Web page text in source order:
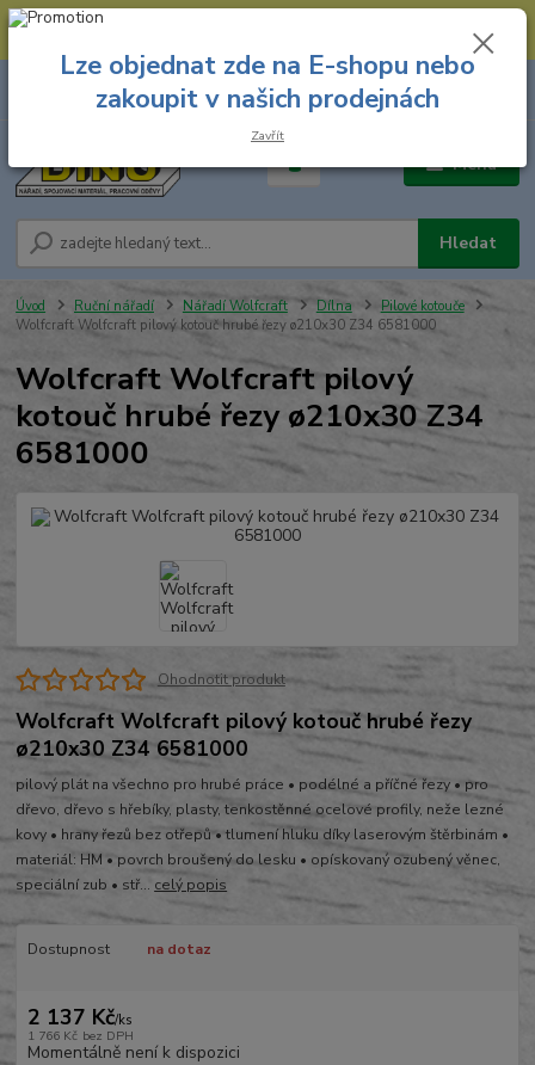
--- Spojovací materiál: 774 431 045 --- Prodejna nářadí: 731 449 423 --
Menu
Hledat
8.00 hod. - 16.00 hod.
za
Úvod Ruční nářadí Nářadí Wolfcraft Dílna
Pilové kotouče
Wolfcraft Wolfcraft pilový kotouč hrubé řezy ø210x30 Z34 6581000
Wolfcraft Wolfcraft pilový
kotouč hrubé řezy ø210x30 Z34
6581000
Ohodnotit produkt
Wolfcraft Wolfcraft pilový kotouč hrubé řezy
ø210x30 Z34 6581000
pilový plát na všechno pro hrubé práce • podélné a příčné řezy • pro
dřevo, dřevo s hřebíky, plasty, tenkostěnné ocelové profily, neže lezné
kovy • hrany řezů bez otřepů • tlumení hluku díky laserovým štěrbinám •
materiál: HM • povrch broušený do lesku • opískovaný ozubený věnec,
speciální zub • stř... celý popis
Dostupnost na dotaz
2 137 Kč/ks
1 766 Kč bez DPH
Momentálně není k dispozici
Lze objednat zde na E-shopu nebo
zakoupit v našich prodejnách
Zavřít